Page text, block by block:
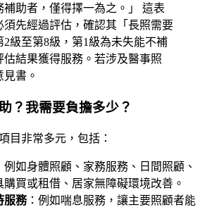
補助者，僅得擇一為之。」 這表
須先經過評估，確認其「長照需要
級至第8級，第1級為未失能不補
估結果獲得服務。若涉及醫事照
書。
？我需要負擔多少？
目非常多元，包括：
例如身體照顧、家務服務、日間照顧、
購買或租借、居家無障礙環境改善。
服務：例如喘息服務，讓主要照顧者能